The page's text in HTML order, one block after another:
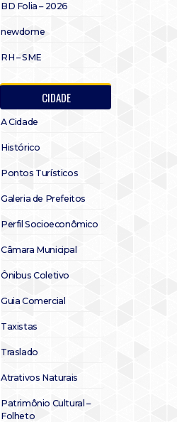
BD Folia – 2026
newdome
RH – SME
CIDADE
A Cidade
Histórico
Pontos Turísticos
Galeria de Prefeitos
Perfil Socioeconômico
Câmara Municipal
Ônibus Coletivo
Guia Comercial
Taxistas
Traslado
Atrativos Naturais
Patrimônio Cultural –
Folheto